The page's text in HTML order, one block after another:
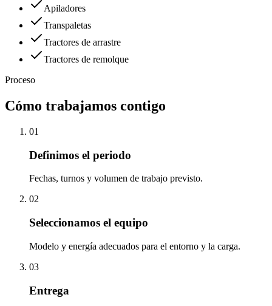
Apiladores
Transpaletas
Tractores de arrastre
Tractores de remolque
Proceso
Cómo trabajamos contigo
01
Definimos el periodo
Fechas, turnos y volumen de trabajo previsto.
02
Seleccionamos el equipo
Modelo y energía adecuados para el entorno y la carga.
03
Entrega